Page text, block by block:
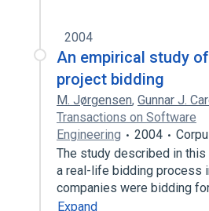
2004
An empirical study
project bidding
M. Jørgensen, Gunnar J.
Transactions on Software
Engineering
2004
The study described in
a real-life bidding process
companies were bidding
Expand